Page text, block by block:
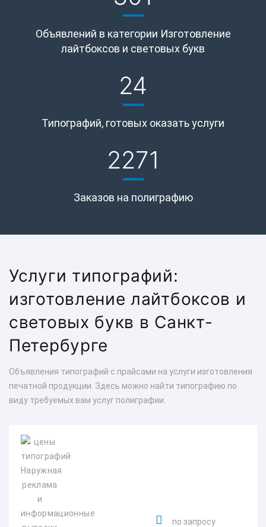
Объявлений в категории Изготовление
лайтбоксов и световых букв
24
Типографий, готовых оказать услуги
2271
Заказов на полиграфию
Услуги типографий:
изготовление лайтбоксов и
световых букв в Санкт-
Петербурге
Объявления типографий с прайсами на услуги изготовления
печатной продукции. Здесь можно найти типографию по
виду требуемых вам услуг полиграфии.
по запросу